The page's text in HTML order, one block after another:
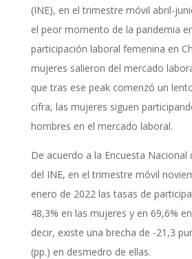
(INE), en el trimestre móvil abril-
el peor momento de la pandemia
participación laboral femenina en
mujeres salieron del mercado
que tras ese peak comenzó un
cifra, las mujeres siguen
hombres en el mercado laboral.
De acuerdo a la Encuesta Nacional
del INE, en el trimestre móvil
enero de 2022 las tasas de
48,3% en las mujeres y en 69,6%
decir, existe una brecha de -21,3
(pp.) en desmedro de ellas.